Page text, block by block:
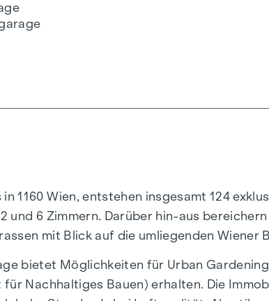
1160 Wien, entstehen insgesamt 124
und 6 Zimmern. Darüber hin-aus
mit Blick auf die umliegenden Wiener
bietet Möglichkeiten für Urban
Nachhaltiges Bauen) erhalten. Die